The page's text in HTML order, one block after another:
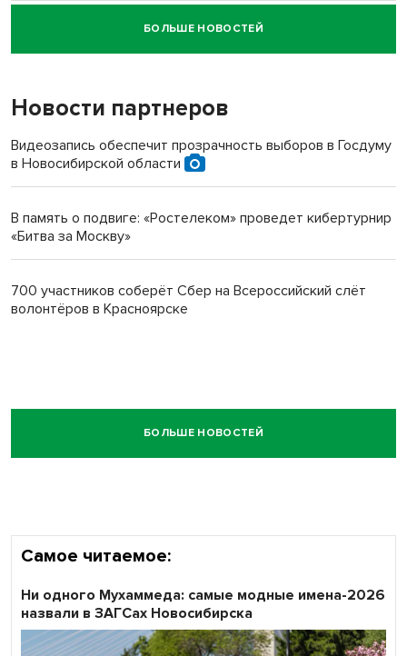
Новосибирский суд наказал водителя за смерть
пенсионерки на вокзале
БОЛЬШЕ НОВОСТЕЙ
Новости партнеров
Видеозапись обеспечит прозрачность выборов в Госдуму
в Новосибирской области
В память о подвиге: «Ростелеком» проведет кибертурнир
«Битва за Москву»
700 участников соберёт Сбер на Всероссийский слёт
волонтёров в Красноярске
БОЛЬШЕ НОВОСТЕЙ
Самое читаемое:
Ни одного Мухаммеда: самые модные имена-2026
назвали в ЗАГСах Новосибирска